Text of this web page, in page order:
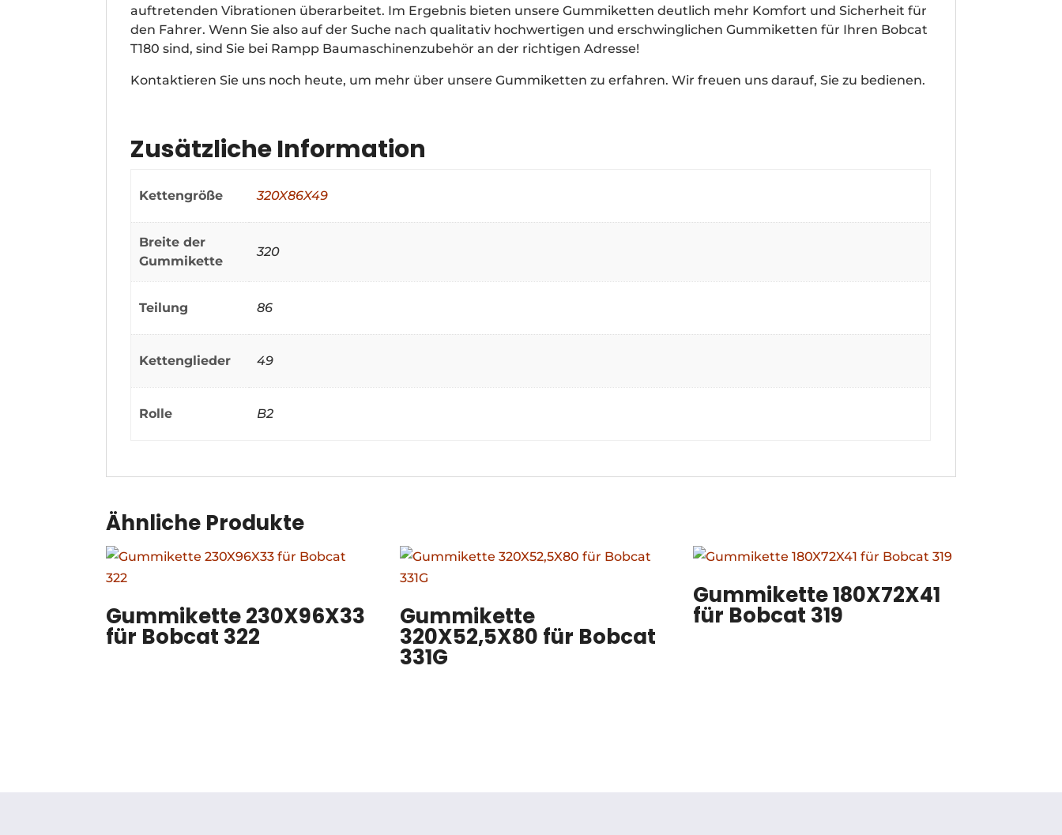
auftretenden Vibrationen überarbeitet. Im Ergebnis bieten unsere Gummiketten deutlich mehr Komfort und Sicherheit für
den Fahrer. Wenn Sie also auf der Suche nach qualitativ hochwertigen und erschwinglichen Gummiketten für Ihren Bobcat
T180 sind, sind Sie bei Rampp Baumaschinenzubehör an der richtigen Adresse!
Kontaktieren Sie uns noch heute, um mehr über unsere Gummiketten zu erfahren. Wir freuen uns darauf, Sie zu bedienen.
Zusätzliche Information
Kettengröße 320X86X49
Breite der
Gummikette
320
Teilung 86
Kettenglieder 49
Rolle B2
Ähnliche Produkte
Gummikette 230X96X33
für Bobcat 322
Gummikette
320X52,5X80 für Bobcat
331G
Gummikette 180X72X41
für Bobcat 319